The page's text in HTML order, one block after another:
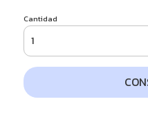
Cantidad